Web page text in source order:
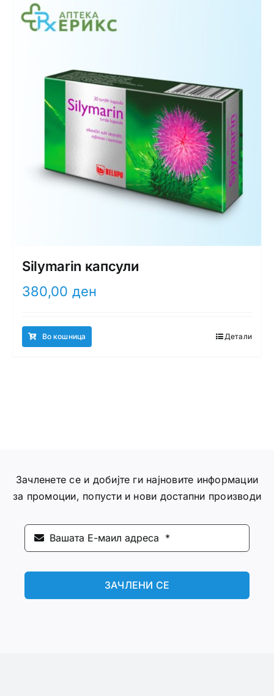
Silymarin капсули
380,00 ден
Во кошница Детали
Зачленете се и добијте ги најновите информации
за промоции, попусти и нови достапни производи
ЗАЧЛЕНИ СЕ